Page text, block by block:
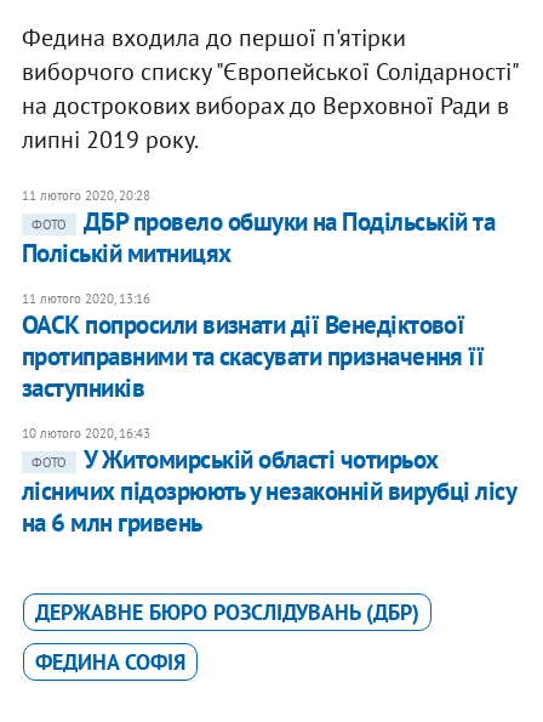
Федина входила до першої п'ятірки
виборчого списку "Європейської Солідарності"
на дострокових виборах до Верховної Ради в
липні 2019 року.
11 лютого 2020, 20:28
ФОТО
ДБР провело обшуки на Подільській та
Поліській митницях
11 лютого 2020, 13:16
ОАСК попросили визнати дії Венедіктової
протиправними та скасувати призначення її
заступників
10 лютого 2020, 16:43
ФОТО
У Житомирській області чотирьох
лісничих підозрюють у незаконній вирубці лісу
на 6 млн гривень
ДЕРЖАВНЕ БЮРО РОЗСЛІДУВАНЬ (ДБР)
ФЕДИНА СОФІЯ